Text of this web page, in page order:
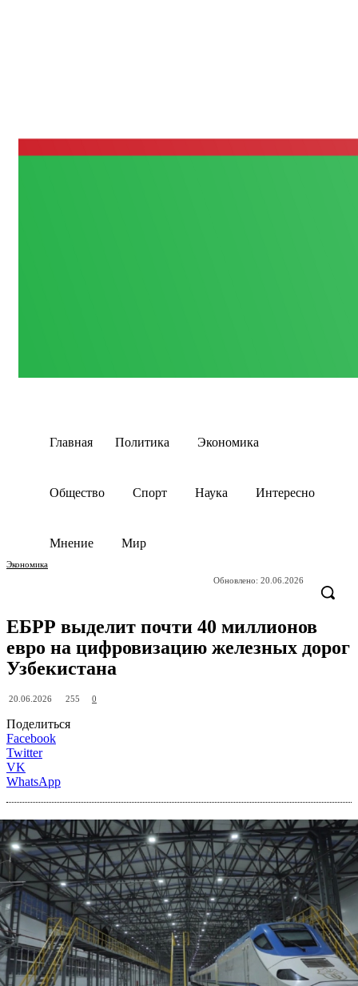
Главная Политика Экономика
Общество Спорт Наука Интересно
Мнение Мир
Экономика
Обновлено: 20.06.2026
ЕБРР выделит почти 40 миллионов
евро на цифровизацию железных дорог
Узбекистана
20.06.2026 255 0
Поделиться
Facebook
Twitter
VK
WhatsApp